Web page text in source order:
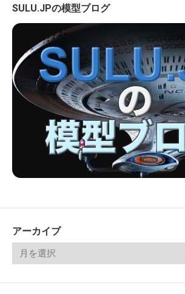
SULU.JPの模型ブログ
アーカイブ